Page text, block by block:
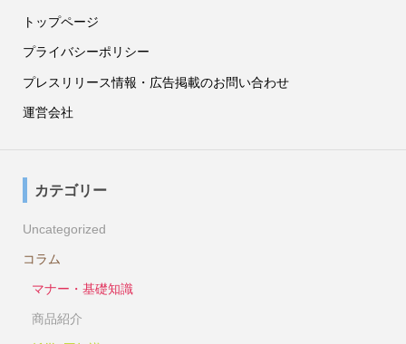
トップページ
プライバシーポリシー
プレスリリース情報・広告掲載のお問い合わせ
運営会社
カテゴリー
Uncategorized
コラム
マナー・基礎知識
商品紹介